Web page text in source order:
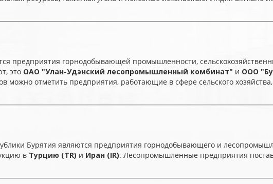
предприятия горнодобывающей промышленности,
это ОАО "Улан-Удэнский лесопромышленный комбинат" и ООО
можно отметить предприятия, работающие в сфере сельского
Бурятия являются предприятия горнодобывающего и
в Турцию (TR) и Иран (IR). Лесопромышленные предприятия